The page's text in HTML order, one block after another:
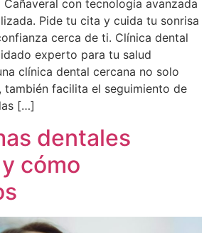
Cañaveral con tecnología avanzada
Pide tu cita y cuida tu sonrisa
cerca de ti. Clínica dental
experto para tu salud
clínica dental cercana no solo
facilita el seguimiento de
[…]
dentales
cómo